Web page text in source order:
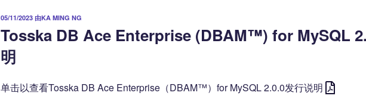
发
05/11/2023 由KA MING NG
Tosska DB Ace Enterprise (DBAM™) for MySQL
明
单击以查看Tosska DB Ace Enterprise（DBAM™）for MySQL 2.0.0发行说明